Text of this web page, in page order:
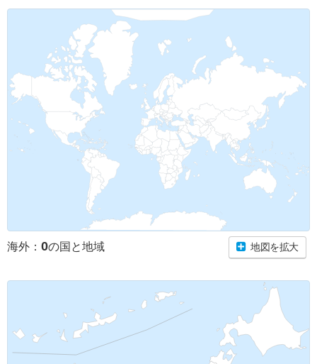
海外： 0の国と地域 地図を拡大